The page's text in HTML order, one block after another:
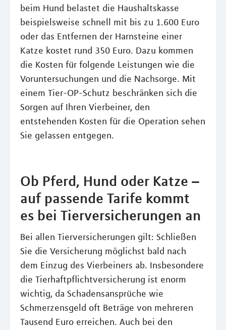
beim Hund belastet die Haushaltskasse
beispielsweise schnell mit bis zu 1.600 Euro
oder das Entfernen der Harnsteine einer
Katze kostet rund 350 Euro. Dazu kommen
die Kosten für folgende Leistungen wie die
Voruntersuchungen und die Nachsorge. Mit
einem Tier-OP-Schutz beschränken sich die
Sorgen auf Ihren Vierbeiner, den
entstehenden Kosten für die Operation sehen
Sie gelassen entgegen.
Ob Pferd, Hund oder Katze –
auf passende Tarife kommt
es bei Tierversicherungen an
Bei allen Tierversicherungen gilt: Schließen
Sie die Versicherung möglichst bald nach
dem Einzug des Vierbeiners ab. Insbesondere
die Tierhaftpflichtversicherung ist enorm
wichtig, da Schadensansprüche wie
Schmerzensgeld oft Beträge von mehreren
Tausend Euro erreichen. Auch bei den